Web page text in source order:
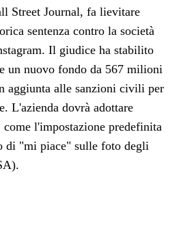
Street Journal, fa lievitare
sentenza contro la società
Il giudice ha stabilito
un nuovo fondo da 567 milioni
aggiunta alle sanzioni civili per
L'azienda dovrà adottare
l'impostazione predefinita
di "mi piace" sulle foto degli